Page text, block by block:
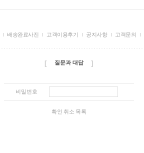
배송완료사진 고객이용후기 공지사항 고객문의
[ 질문과 대답 ]
비밀번호
확인 취소 목록